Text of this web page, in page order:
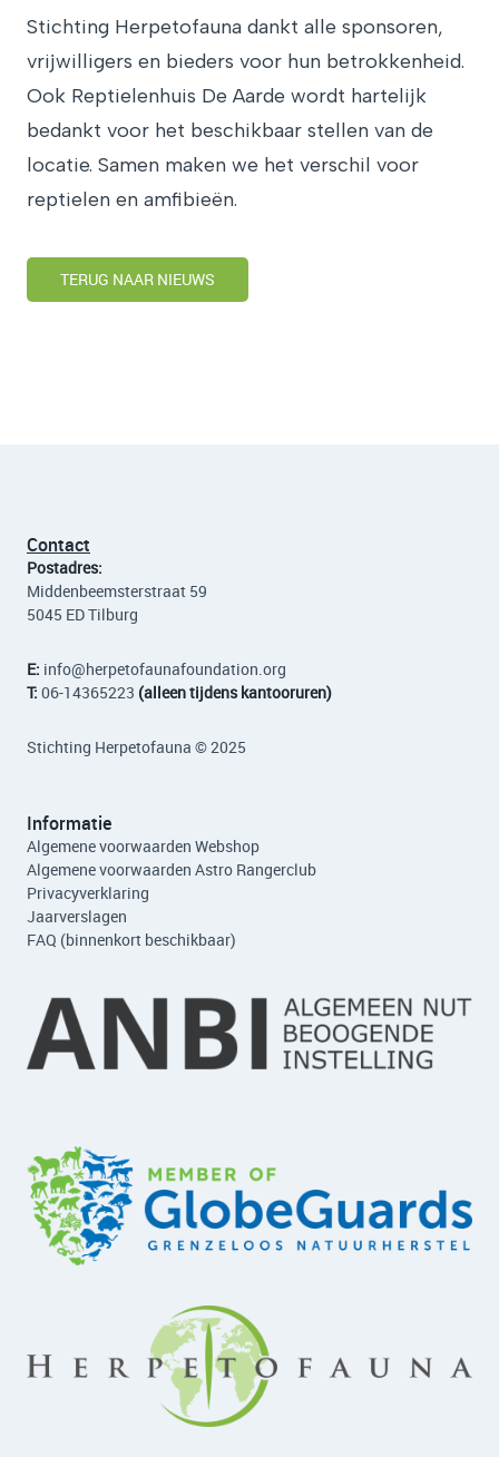
Stichting Herpetofauna dankt alle sponsoren,
vrijwilligers en bieders voor hun betrokkenheid.
Ook Reptielenhuis De Aarde wordt hartelijk
bedankt voor het beschikbaar stellen van de
locatie. Samen maken we het verschil voor
reptielen en amfibieën.
TERUG NAAR NIEUWS
Contact
Postadres:
Middenbeemsterstraat 59
5045 ED Tilburg
E: info@herpetofaunafoundation.org
T: 06-14365223 (alleen tijdens kantooruren)
Stichting Herpetofauna © 2025
Informatie
Algemene voorwaarden Webshop
Algemene voorwaarden Astro Rangerclub
Privacyverklaring
Jaarverslagen
FAQ (binnenkort beschikbaar)